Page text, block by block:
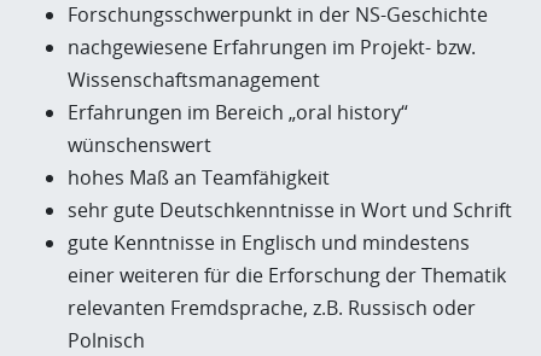
Forschungsschwerpunkt in der NS-Geschichte
nachgewiesene Erfahrungen im Projekt- bzw.
Wissenschaftsmanagement
Erfahrungen im Bereich „oral history“
wünschenswert
hohes Maß an Teamfähigkeit
sehr gute Deutschkenntnisse in Wort und Schrift
gute Kenntnisse in Englisch und mindestens
einer weiteren für die Erforschung der Thematik
relevanten Fremdsprache, z.B. Russisch oder
Polnisch